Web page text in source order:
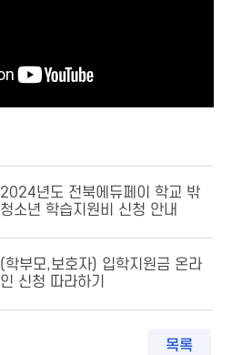
2024년도 전북에듀페이 학교 밖
청소년 학습지원비 신청 안내
(학부모,보호자) 입학지원금 온라
인 신청 따라하기
목록